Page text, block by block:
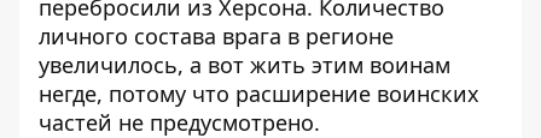
перебросили из Херсона. Количество
личного состава врага в регионе
увеличилось, а вот жить этим воинам
негде, потому что расширение воинских
частей не предусмотрено.